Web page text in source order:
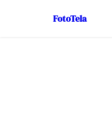
FotoTela